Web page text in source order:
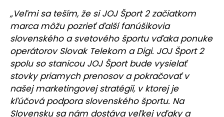
„Veľmi sa teším, že si JOJ Šport 2 začiatkom
marca môžu pozrieť ďalší fanúšikovia
slovenského a svetového športu vďaka ponuke
operátorov Slovak Telekom a Digi. JOJ Šport 2
spolu so stanicou JOJ Šport bude vysielať
stovky priamych prenosov a pokračovať v
našej marketingovej stratégií, v ktorej je
kľúčová podpora slovenského športu. Na
Slovensku sa nám dostáva veľkej vďaky a